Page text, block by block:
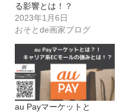
る影響とは！？
2023年1月6日
おそとde画家ブログ
au Payマーケットと